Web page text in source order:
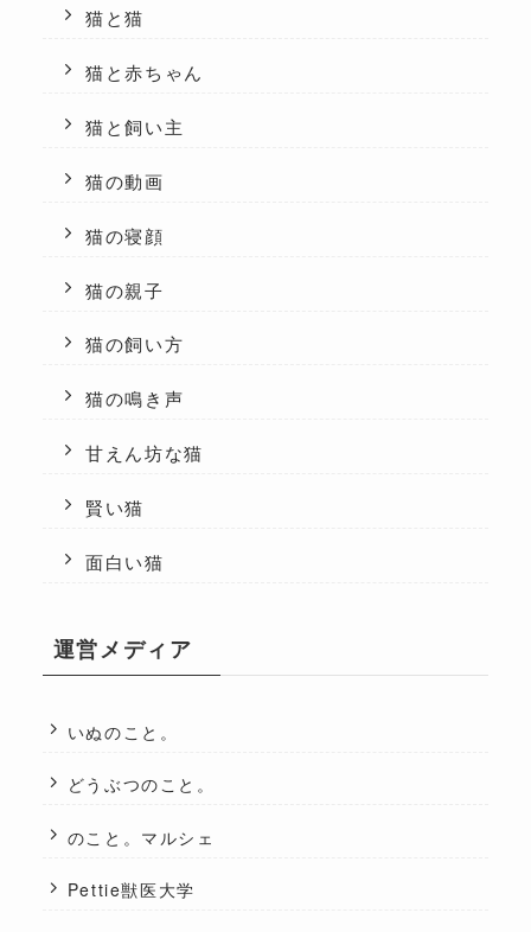
猫と猫
猫と赤ちゃん
猫と飼い主
猫の動画
猫の寝顔
猫の親子
猫の飼い方
猫の鳴き声
甘えん坊な猫
賢い猫
面白い猫
運営メディア
いぬのこと。
どうぶつのこと。
のこと。マルシェ
Pettie獣医大学